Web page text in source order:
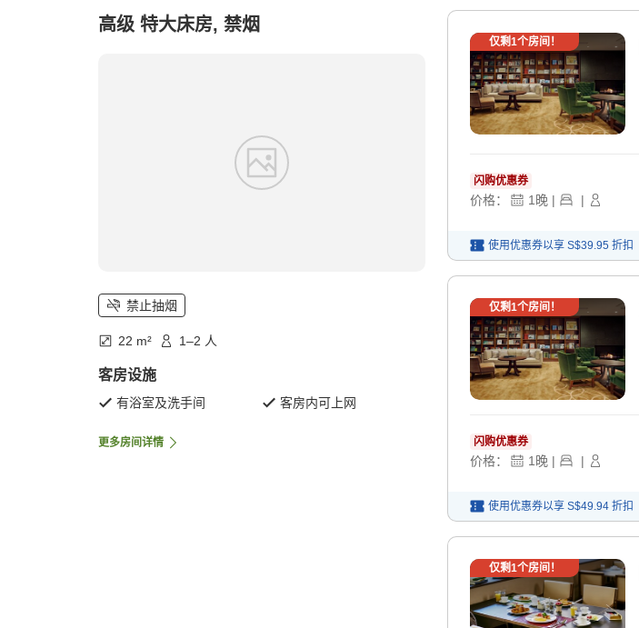
高级 特大床房, 禁烟
禁止抽烟
22 m² 1–2 人
客房设施
有浴室及洗手间 客房内可上网
更多房间详情
仅剩1个房间！
闪购优惠券
价格： 1 晚 | |
使用优惠券以享 S$39.95 折扣
仅剩1个房间！
闪购优惠券
价格： 1 晚 | |
使用优惠券以享 S$49.94 折扣
仅剩1个房间！